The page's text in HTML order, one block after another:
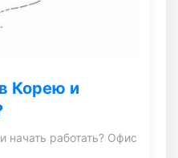
Корею и
начать работать? Офис